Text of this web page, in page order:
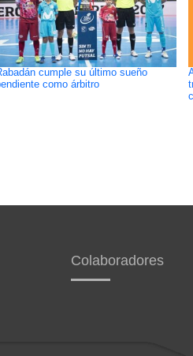
cumple su último sueño
como árbitro
Colaboradores